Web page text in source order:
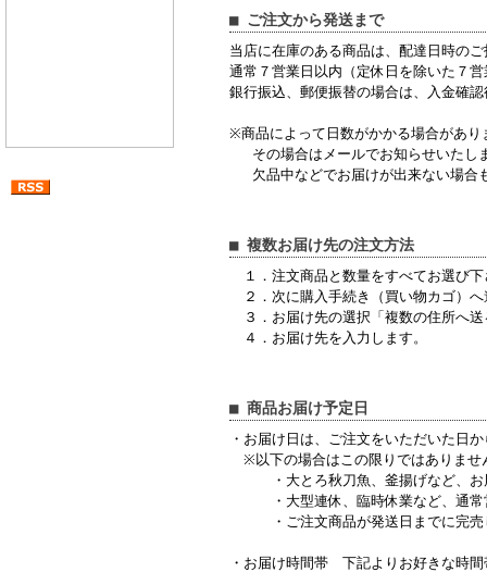
■ ご注文から発送まで
当店に在庫のある商品は、配達日時の
通常７営業日以内（定休日を除いた７
銀行振込、郵便振替の場合は、入金確
※商品によって日数がかかる場合があり
その場合はメールでお知らせいたし
欠品中などでお届けが出来ない場合
■ 複数お届け先の注文方法
１．注文商品と数量をすべてお選び下
２．次に購入手続き（買い物カゴ）へ
３．お届け先の選択「複数の住所へ
４．お届け先を入力します。
■ 商品お届け予定日
・お届け日は、ご注文をいただいた日
※以下の場合はこの限りではありませ
・大とろ秋刀魚、釜揚げなど、お
・大型連休、臨時休業など、通常
・ご注文商品が発送日までに完売
・お届け時間帯 下記よりお好きな時